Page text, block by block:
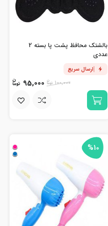
بالشتک محافظ پشت پا بسته 2
عددی
ارسال سریع
100,000
95,000
%10